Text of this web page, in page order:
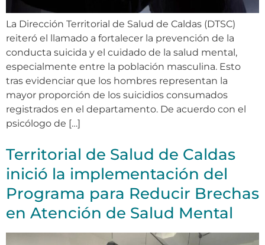
La Dirección Territorial de Salud de Caldas (DTSC)
reiteró el llamado a fortalecer la prevención de la
conducta suicida y el cuidado de la salud mental,
especialmente entre la población masculina. Esto
tras evidenciar que los hombres representan la
mayor proporción de los suicidios consumados
registrados en el departamento. De acuerdo con el
psicólogo de […]
Territorial de Salud de Caldas
inició la implementación del
Programa para Reducir Brechas
en Atención de Salud Mental